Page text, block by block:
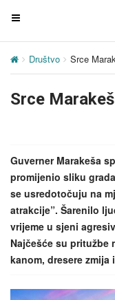
T
g
e
i
g
a
t
i
o
n
Društvo Srce
Srce
Guverner Marakeša
promijenio sliku
se usredotočuju na
atrakcije”. Šarenilo
vrijeme u sjeni
Najčešće su pritužbe
kanom, dresere